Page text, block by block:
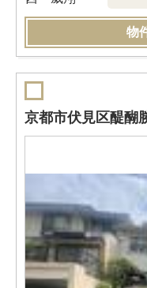
物
京都市伏見区醍